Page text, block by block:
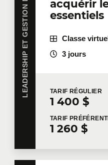
acquérir
essentiels
Classe
3 jours
TARIF RÉGULIER
1 400 $
TARIF
1 260 $